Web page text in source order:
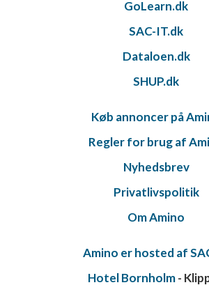
GoLearn.dk
SAC-IT.dk
Dataloen.dk
SHUP.dk
Køb annoncer på
Regler for brug af
Nyhedsbrev
Privatlivspolitik
Om Amino
Amino er hosted af
Hotel Bornholm-